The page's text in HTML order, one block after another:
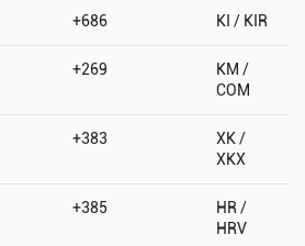
+686 KI / KIR
+269
KM /
COM
+383
XK /
XKX
+385
HR /
HRV